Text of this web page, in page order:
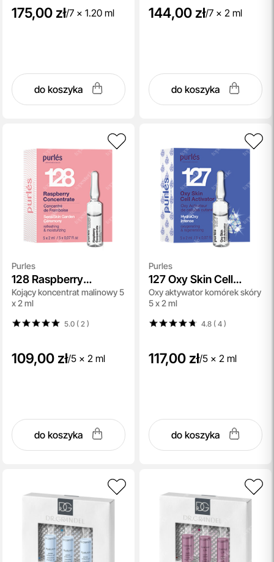
175,00 zł/7 x 1.20 ml
do koszyka
144,00 zł/7 x 2 ml
do koszyka
Purles
128 Raspberry
Concentrate
Kojący koncentrat malinowy 5
x 2 ml
5.0 ( 2 )
109,00 zł/5 x 2 ml
do koszyka
Purles
127 Oxy Skin Cell
Activator
Oxy aktywator komórek skóry
5 x 2 ml
4.8 ( 4)
117,00 zł/5 x 2 ml
do koszyka